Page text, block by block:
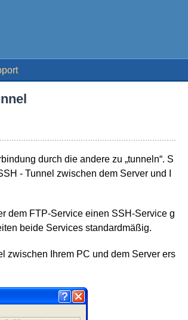
durch die andere zu „tunneln“. S
- Tunnel zwischen dem Server und I
dem FTP-Service einen SSH-Service g
beide Services standardmäßig.
zwischen Ihrem PC und dem Server ers